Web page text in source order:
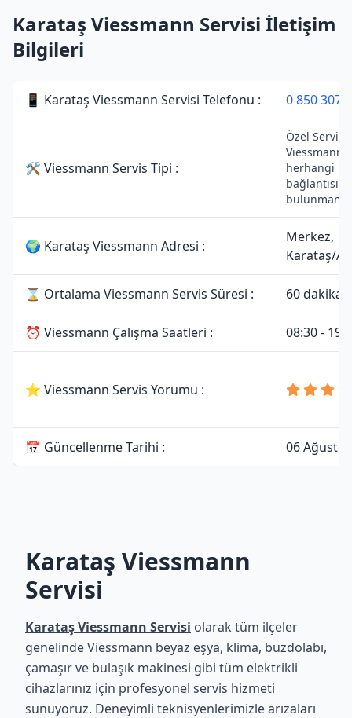
Karataş Viessmann Servisi İletişim
Bilgileri
📱 Karataş Viessmann Servisi Telefonu : 0 850 307
🛠 Viessmann Servis Tipi :
Özel
Viessmann
herhangi
bağlantısı
🌍 Karataş Viessmann Adresi :
Merkez,
Karataş/
⌛ Ortalama Viessmann Servis Süresi : 60 dakika
⏰ Viessmann Çalışma Saatleri : 08:30 -
⭐ Viessmann Servis Yorumu :
📅 Güncellenme Tarihi : 06
Karataş Viessmann
Servisi
Karataş Viessmann Servisi olarak tüm ilçeler
genelinde Viessmann beyaz eşya, klima, buzdolabı,
çamaşır ve bulaşık makinesi gibi tüm elektrikli
cihazlarınız için profesyonel servis hizmeti
sunuyoruz. Deneyimli teknisyenlerimizle arızaları